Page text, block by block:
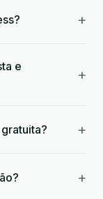
+
e
+
+
+